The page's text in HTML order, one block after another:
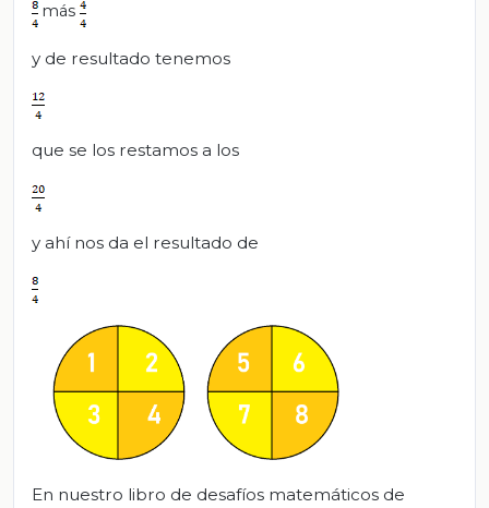
más
y de resultado tenemos
que se los restamos a los
y ahí nos da el resultado de
En nuestro libro de desafíos matemáticos de